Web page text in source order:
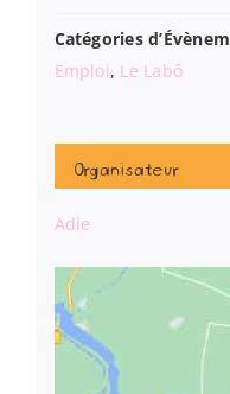
Catégories
Emploi, Le Labô
Organisateur
Adie